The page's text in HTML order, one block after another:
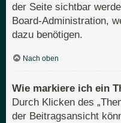
der Seite sichtbar
Board-Administration,
dazu benötigen.
Nach oben
Wie markiere ich ein
Durch Klicken des
der Beitragsansicht